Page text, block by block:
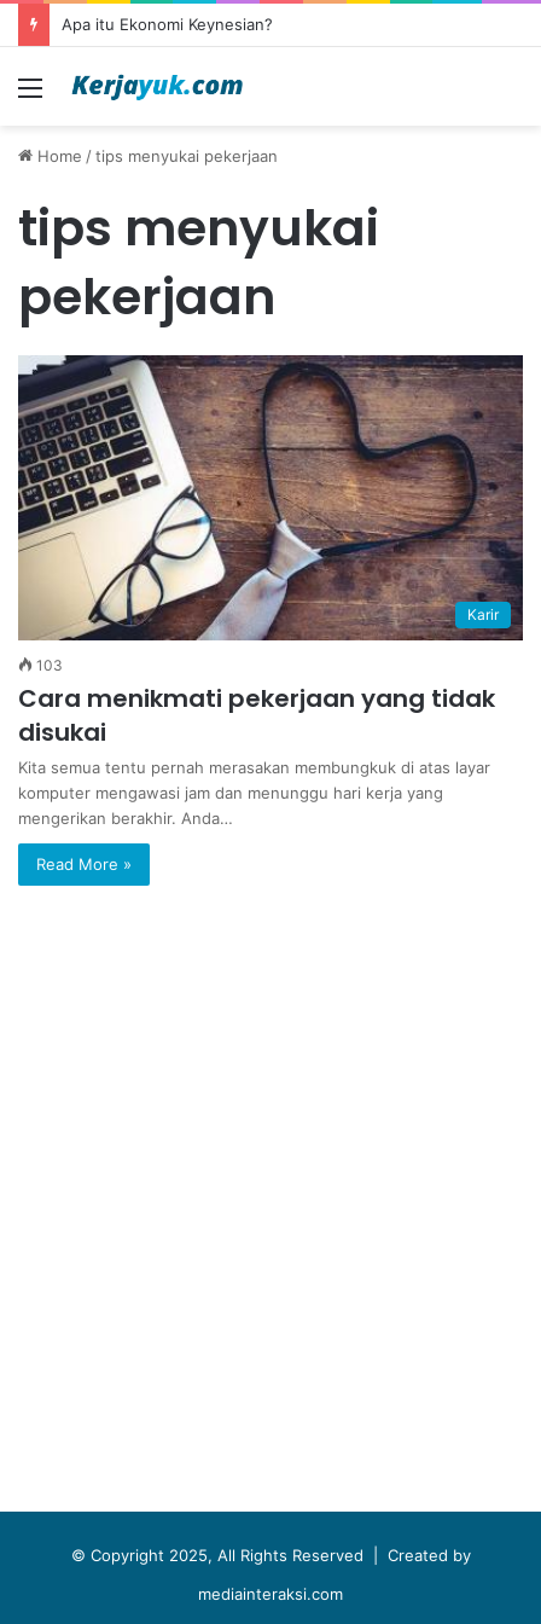
Apa itu Ekonomi Keynesian?
Menu
Home /tips menyukai pekerjaan
tips menyukai
pekerjaan
Karir
103
Cara menikmati pekerjaan yang tidak
disukai
Kita semua tentu pernah merasakan membungkuk di atas layar
komputer mengawasi jam dan menunggu hari kerja yang
mengerikan berakhir. Anda…
Read More »
© Copyright 2025, All Rights Reserved | Created by
mediainteraksi.com